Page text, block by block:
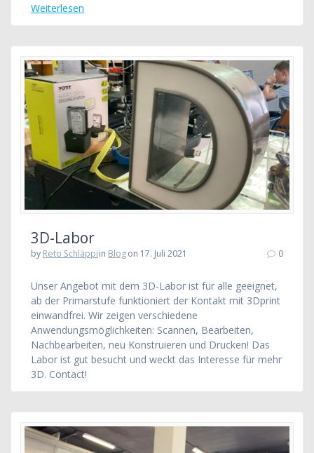
Weiterlesen
3D-Labor
by Reto Schläppiin Blogon 17. Juli 2021 0
Unser Angebot mit dem 3D-Labor ist für alle geeignet,
ab der Primarstufe funktioniert der Kontakt mit 3Dprint
einwandfrei. Wir zeigen verschiedene
Anwendungsmöglichkeiten: Scannen, Bearbeiten,
Nachbearbeiten, neu Konstruieren und Drucken! Das
Labor ist gut besucht und weckt das Interesse für mehr
3D. Contact!